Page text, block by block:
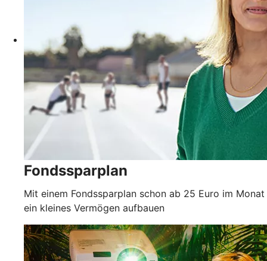
Fondssparplan
Mit einem Fondssparplan schon ab 25 Euro im Monat
ein kleines Vermögen aufbauen